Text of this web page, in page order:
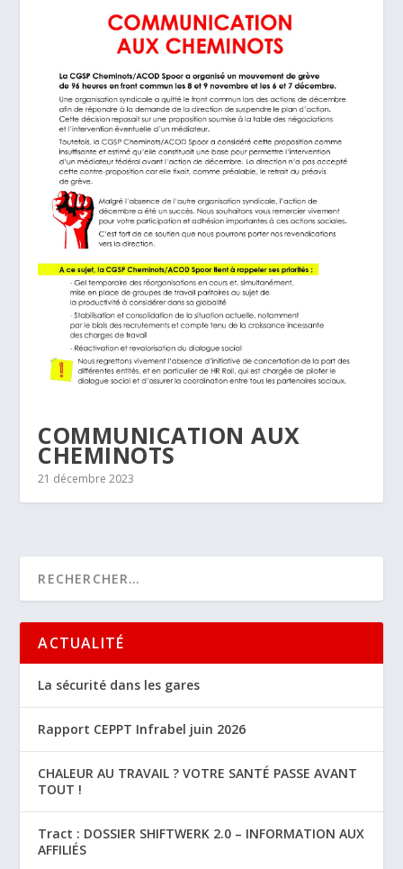
COMMUNICATION AUX
CHEMINOTS
21 décembre 2023
ACTUALITÉ
La sécurité dans les gares
Rapport CEPPT Infrabel juin 2026
CHALEUR AU TRAVAIL ? VOTRE SANTÉ PASSE AVANT
TOUT !
Tract : DOSSIER SHIFTWERK 2.0 – INFORMATION AUX
AFFILIÉS